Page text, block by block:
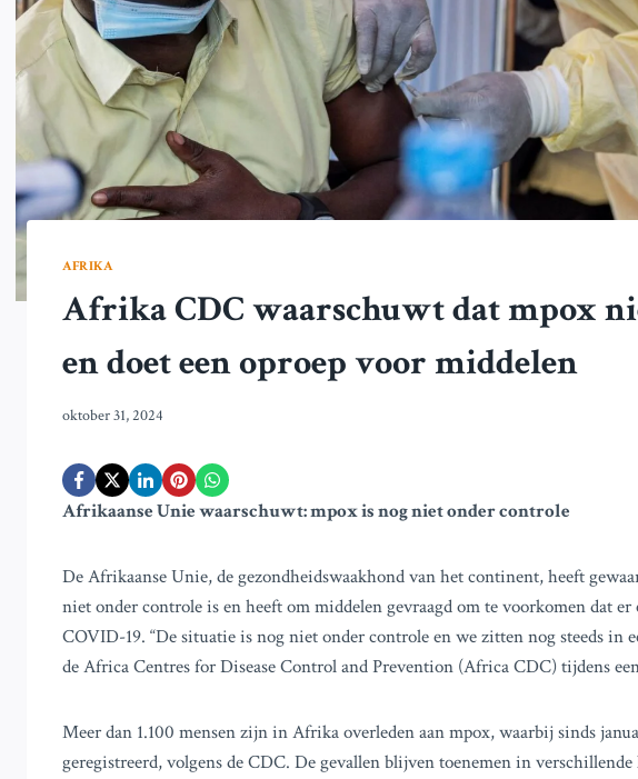
AFRIKA
Afrika CDC waarschuwt dat mpox
en doet een oproep voor middelen
oktober 31, 2024
Afrikaanse Unie waarschuwt: mpox is nog niet onder controle
De Afrikaanse Unie, de gezondheidswaakhond van het continent, heeft
niet onder controle is en heeft om middelen gevraagd om te voorkomen dat er
COVID-19. “De situatie is nog niet onder controle en we zitten nog steeds in
de Africa Centres for Disease Control and Prevention (Africa CDC) tijdens
Meer dan 1.100 mensen zijn in Afrika overleden aan mpox, waarbij sinds
geregistreerd, volgens de CDC. De gevallen blijven toenemen in